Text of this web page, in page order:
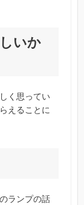
いか
く思ってい
えることに
ランプの話